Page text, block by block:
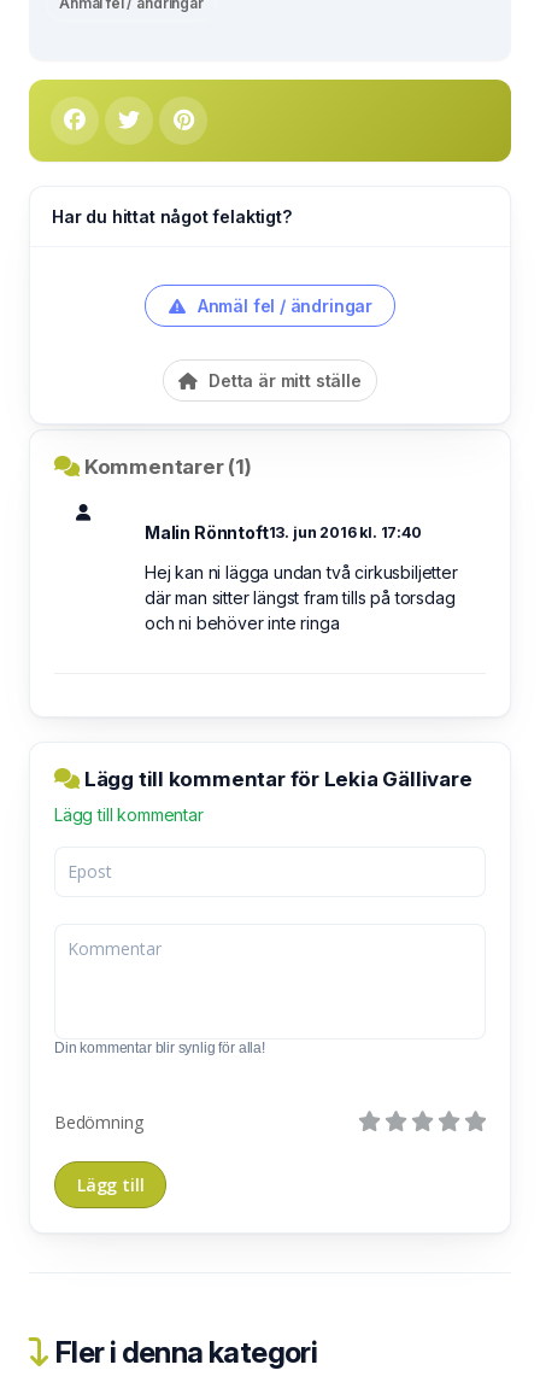
Har du hittat något felaktigt?
Anmäl fel / ändringar
Detta är mitt ställe
Kommentarer (1)
Malin Rönntoft13. jun 2016 kl. 17:40
Hej kan ni lägga undan två cirkusbiljetter
där man sitter längst fram tills på torsdag
och ni behöver inte ringa
Lägg till kommentar för Lekia Gällivare
Lägg till kommentar
Din kommentar blir synlig för alla!
Bedömning
Fler i denna kategori